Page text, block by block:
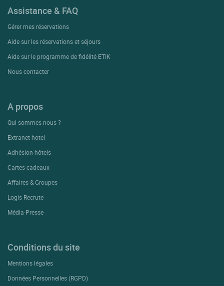
Assistance & FAQ
Gérer mes réservations
Aide sur les réservations et séjours
Aide sur le programme de fidélité ETIK
Nous contacter
A propos
Qui sommes-nous ?
Extranet hotel
Adhésion hôtels
Cartes cadeaux
Affaires & Groupes
Logis Recrute
Média-Presse
Conditions du site
Mentions légales
Données Personnelles (RGPD)